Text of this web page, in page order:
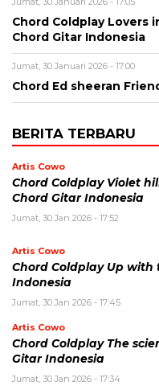
Chord Coldplay Lovers
Chord Gitar Indonesia
Jumat, 30 Januari 2026 - 17:00
Chord Ed sheeran
BERITA TERBARU
Artis Cowo
Chord Coldplay Violet
Chord Gitar Indonesia
Jumat, 30 Jan 2026 - 17:52
Artis Cowo
Chord Coldplay Up with
Indonesia
Jumat, 30 Jan 2026 - 17:45
Artis Cowo
Chord Coldplay The
Gitar Indonesia
Jumat, 30 Jan 2026 - 17:34